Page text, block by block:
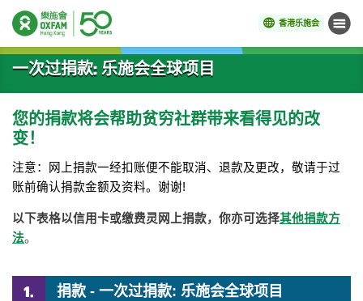
香港乐施会 菜单
开始主要内容
一次过捐款: 乐施会全球项目
您的捐款将会帮助贫穷社群带来看得见的改
变！
注意：网上捐款一经扣账便不能取消、退款及更改，敬请于过
账前确认捐款金额及资料。谢谢!
以下表格以信用卡或缴费灵网上捐款，你亦可选择其他捐款方
法。
捐款 - 一次过捐款: 乐施会全球项目